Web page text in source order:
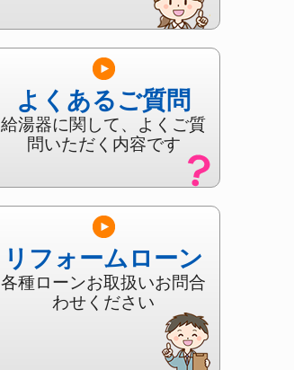
よくあるご質問
給湯器に関して、よくご質
問いただく内容です
リフォームローン
各種ローンお取扱いお問合
わせください